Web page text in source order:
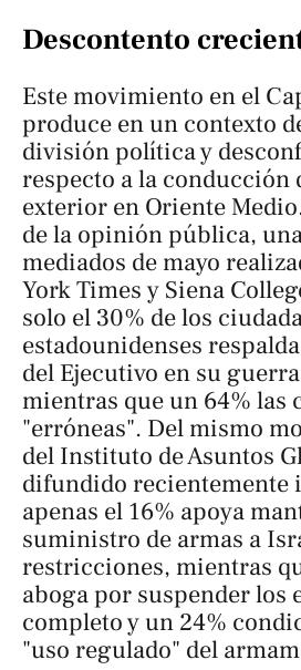
Descontento
Este movimiento en el
produce en un contexto
división política y
respecto a la conducción
exterior en Oriente
de la opinión pública,
mediados de mayo
York Timesy Siena
solo el 30% de los
estadounidenses
del Ejecutivo en su
mientras que un 64% las
"erróneas". Del mismo
del Instituto de Asuntos
difundido recientemente
apenas el 16% apoya
suministro de armas a
restricciones, mientras
aboga por suspender los
completo y un 24%
"uso regulado" del